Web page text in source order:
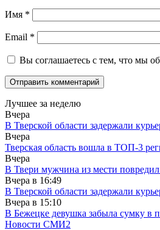
Имя *
Email *
Вы соглашаетесь с тем, что мы
Лучшее за неделю
Вчера
В Тверской области задержали
Вчера
Тверская область вошла в ТОП-3
Вчера
В Твери мужчина из мести
Вчера в 16:49
В Тверской области задержали
Вчера в 15:10
В Бежецке девушка забыла сумку в
Новости СМИ2